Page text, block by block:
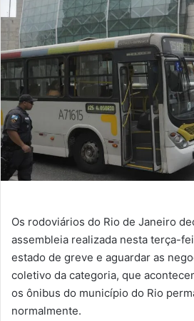
Os rodoviários do Rio de Janeiro
assembleia realizada nesta terça-
estado de greve e aguardar as
coletivo da categoria, que
os ônibus do município do Rio
normalmente.